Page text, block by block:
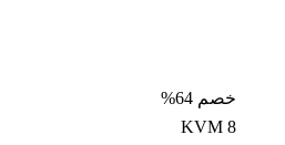
خصم 64%
KVM 8